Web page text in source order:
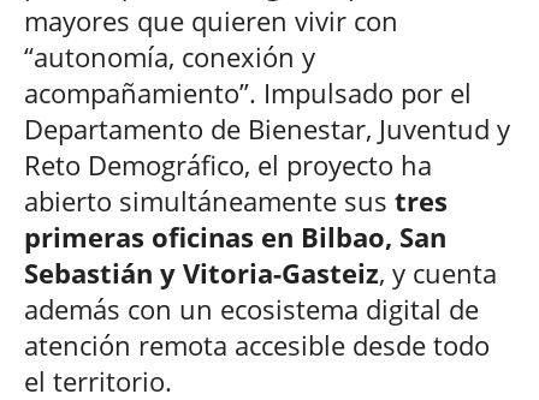
mayores que quieren vivir con
“autonomía, conexión y
acompañamiento”. Impulsado por el
Departamento de Bienestar, Juventud y
Reto Demográfico, el proyecto ha
abierto simultáneamente sus tres
primeras oficinas en Bilbao, San
Sebastián y Vitoria-Gasteiz, y cuenta
además con un ecosistema digital de
atención remota accesible desde todo
el territorio.